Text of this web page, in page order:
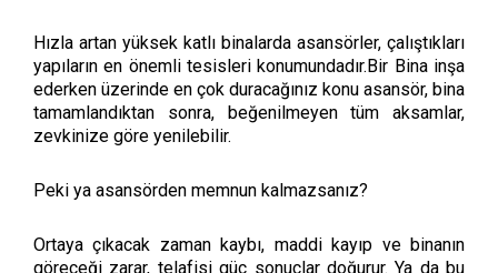
Hızla artan yüksek katlı binalarda asansörler, çalıştıkları
yapıların en önemli tesisleri konumundadır.Bir Bina inşa
ederken üzerinde en çok duracağınız konu asansör, bina
tamamlandıktan sonra, beğenilmeyen tüm aksamlar,
zevkinize göre yenilebilir.
Peki ya asansörden memnun kalmazsanız?
Ortaya çıkacak zaman kaybı, maddi kayıp ve binanın
göreceği zarar, telafisi güç sonuçlar doğurur. Ya da bu